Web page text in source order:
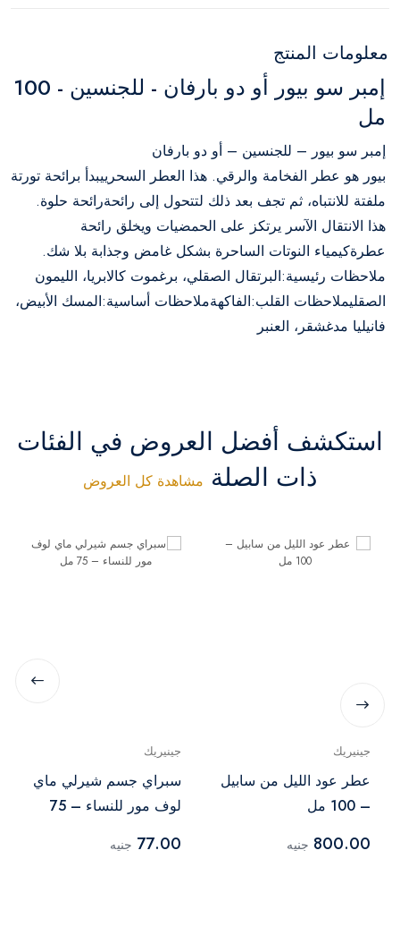
معلومات المنتج
إمبر سو بيور أو دو بارفان - للجنسين - 100
مل
إمبر سو بيور – للجنسين – أو دو بارفان
بيور هو عطر الفخامة والرقي. هذا العطر السحرييبدأ برائحة تورتة
ملفتة للانتباه، ثم تجف بعد ذلك لتتحول إلى رائحةرائحة حلوة.
هذا الانتقال الآسر يرتكز على الحمضيات ويخلق رائحة
عطرةكيمياء النوتات الساحرة بشكل غامض وجذابة بلا شك.
ملاحظات رئيسية:البرتقال الصقلي، برغموت كالابريا، الليمون
الصقليملاحظات القلب:الفاكهةملاحظات أساسية:المسك الأبيض،
فانيليا مدغشقر، العنبر
استكشف أفضل العروض في الفئات
ذات الصلة مشاهدة كل العروض
جينيريك
عطر عود الليل من سابيل
– 100 مل
800.00 جنيه
جينيريك
سبراي جسم شيرلي ماي
لوف مور للنساء – 75
77.00 جنيه